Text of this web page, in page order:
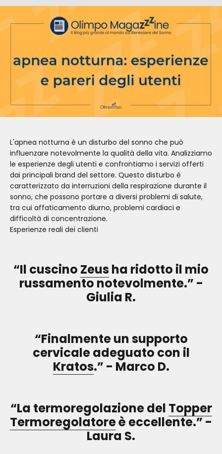
L'apnea notturna è un disturbo del sonno che può
influenzare notevolmente la qualità della vita. Analizziamo
le esperienze degli utenti e confrontiamo i servizi offerti
dai principali brand del settore. Questo disturbo è
caratterizzato da interruzioni della respirazione durante il
sonno, che possono portare a diversi problemi di salute,
tra cui affaticamento diurno, problemi cardiaci e
difficoltà di concentrazione.
Esperienze reali dei clienti
“Il cuscino Zeus ha ridotto il mio
russamento notevolmente.” -
Giulia R.
“Finalmente un supporto
cervicale adeguato con il
Kratos.” - Marco D.
“La termoregolazione del Topper
Termoregolatoreè eccellente.” -
Laura S.